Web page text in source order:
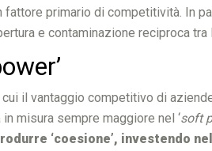
primario di competitività. In
e contaminazione reciproca
il vantaggio competitivo di
misura sempre maggiore nel ‘soft
‘coesione’, investendo